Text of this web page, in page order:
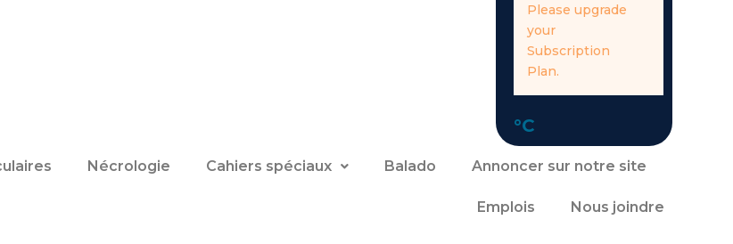
Please upgrade
your
Subscription
Plan.
°C
Nécrologie Cahiers spéciaux Balado Annoncer sur notre site
Emplois Nous joindre